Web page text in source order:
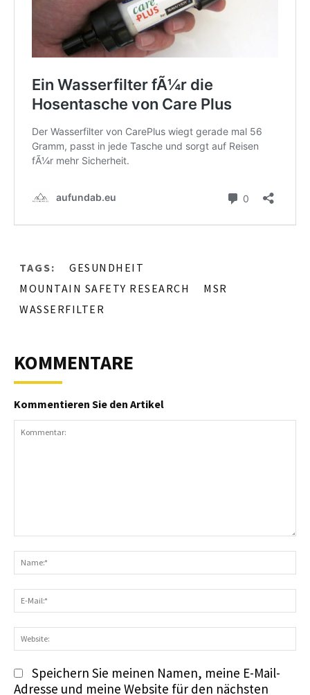
TAGS:
GESUNDHEIT
MOUNTAIN SAFETY RESEARCH
MSR
WASSERFILTER
KOMMENTARE
Kommentieren Sie den Artikel
Speichern Sie meinen Namen, meine E-Mail-
Adresse und meine Website für den nächsten